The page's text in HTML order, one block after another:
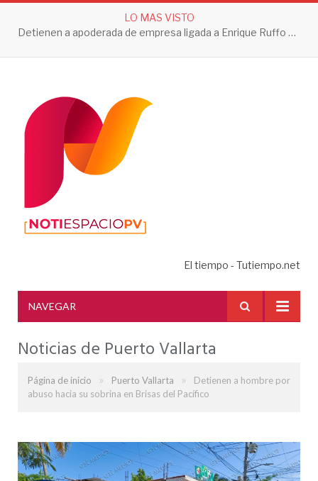
LO MAS VISTO
Detienen a apoderada de empresa ligada a Enrique Ruffo por investigación de Huachicol Fiscal
El tiempo - Tutiempo.net
NAVEGAR
Noticias de Puerto Vallarta
Página de inicio » Puerto Vallarta »
Detienen a hombre por
abuso hacia su sobrina en Brisas del Pacífico